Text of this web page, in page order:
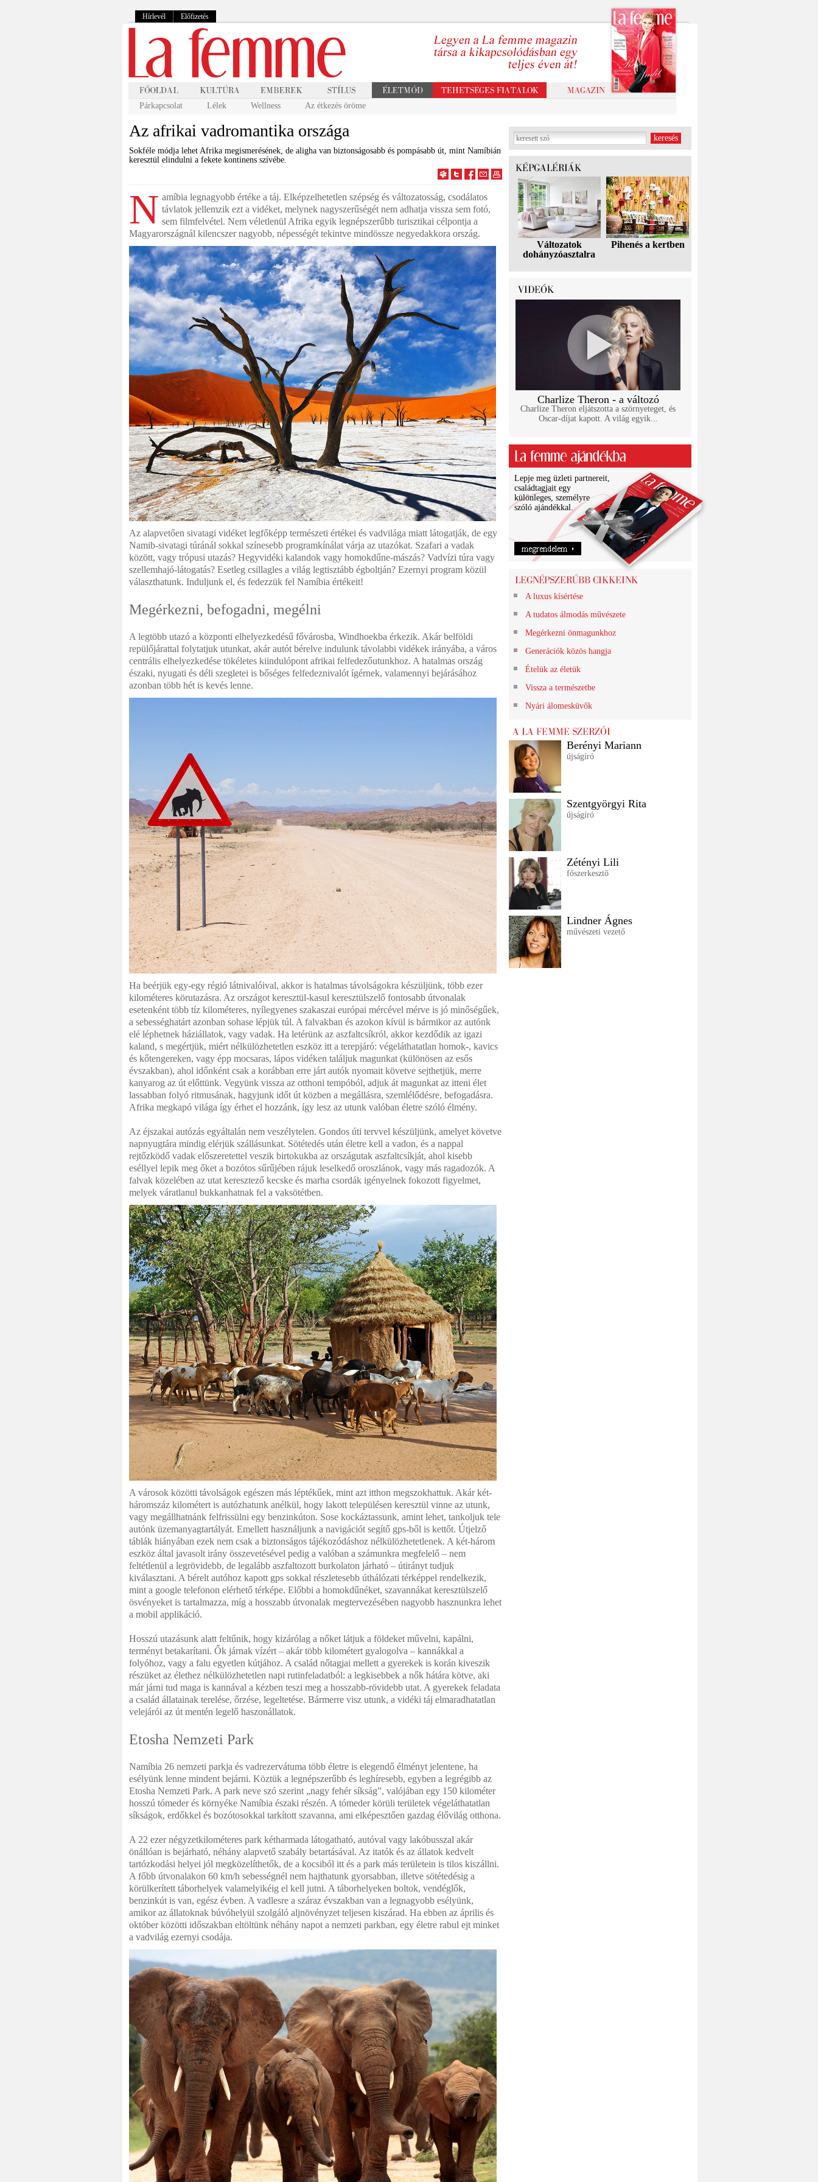
Hírlevél Előfizetés
Párkapcsolat Lélek Wellness Az étkezés öröme
Az afrikai vadromantika országa
Sokféle módja lehet Afrika megismerésének, de aligha van biztonságosabb és pompásabb út, mint Namíbián
keresztül elindulni a fekete kontinens szívébe.
N amíbia legnagyobb értéke a táj. Elképzelhetetlen szépség és változatosság, csodálatos
távlatok jellemzik ezt a vidéket, melynek nagyszerűségét nem adhatja vissza sem fotó,
sem filmfelvétel. Nem véletlenül Afrika egyik legnépszerűbb turisztikai célpontja a
Magyarországnál kilencszer nagyobb, népességét tekintve mindössze negyedakkora ország.
Az alapvetően sivatagi vidéket legfőképp természeti értékei és vadvilága miatt látogatják, de egy
Namib-sivatagi túránál sokkal színesebb programkínálat várja az utazókat. Szafari a vadak
között, vagy trópusi utazás? Hegyvidéki kalandok vagy homokdűne-mászás? Vadvízi túra vagy
szellemhajó-látogatás? Esetleg csillagles a világ legtisztább égboltján? Ezernyi program közül
választhatunk. Induljunk el, és fedezzük fel Namíbia értékeit!
Megérkezni, befogadni, megélni
A legtöbb utazó a központi elhelyezkedésű fővárosba, Windhoekba érkezik. Akár belföldi
repülőjárattal folytatjuk utunkat, akár autót bérelve indulunk távolabbi vidékek irányába, a város
centrális elhelyezkedése tökéletes kiindulópont afrikai felfedezőutunkhoz. A hatalmas ország
északi, nyugati és déli szegletei is bőséges felfedeznivalót ígérnek, valamennyi bejárásához
azonban több hét is kevés lenne.
Ha beérjük egy-egy régió látnivalóival, akkor is hatalmas távolságokra készüljünk, több ezer
kilométeres körutazásra. Az országot keresztül-kasul keresztülszelő fontosabb útvonalak
esetenként több tíz kilométeres, nyílegyenes szakaszai európai mércével mérve is jó minőségűek,
a sebességhatárt azonban sohase lépjük túl. A falvakban és azokon kívül is bármikor az autónk
elé léphetnek háziállatok, vagy vadak. Ha letérünk az aszfaltcsíkról, akkor kezdődik az igazi
kaland, s megértjük, miért nélkülözhetetlen eszköz itt a terepjáró: végeláthatatlan homok-, kavics
és kőtengereken, vagy épp mocsaras, lápos vidéken találjuk magunkat (különösen az esős
évszakban), ahol időnként csak a korábban erre járt autók nyomait követve sejthetjük, merre
kanyarog az út előttünk. Vegyünk vissza az otthoni tempóból, adjuk át magunkat az itteni élet
lassabban folyó ritmusának, hagyjunk időt út közben a megállásra, szemlélődésre, befogadásra.
Afrika megkapó világa így érhet el hozzánk, így lesz az utunk valóban életre szóló élmény.
Az éjszakai autózás egyáltalán nem veszélytelen. Gondos úti tervvel készüljünk, amelyet követve
napnyugtára mindig elérjük szállásunkat. Sötétedés után életre kell a vadon, és a nappal
rejtőzködő vadak előszeretettel veszik birtokukba az országutak aszfaltcsíkját, ahol kisebb
eséllyel lepik meg őket a bozótos sűrűjében rájuk leselkedő oroszlánok, vagy más ragadozók. A
falvak közelében az utat keresztező kecske és marha csordák igényelnek fokozott figyelmet,
melyek váratlanul bukkanhatnak fel a vaksötétben.
A városok közötti távolságok egészen más léptékűek, mint azt itthon megszokhattuk. Akár két-
háromszáz kilométert is autózhatunk anélkül, hogy lakott településen keresztül vinne az utunk,
vagy megállhatnánk felfrissülni egy benzinkúton. Sose kockáztassunk, amint lehet, tankoljuk tele
autónk üzemanyagtartályát. Emellett használjunk a navigációt segítő gps-ből is kettőt. Útjelző
táblák hiányában ezek nem csak a biztonságos tájékozódáshoz nélkülözhetetlenek. A két-három
eszköz által javasolt irány összevetésével pedig a valóban a számunkra megfelelő – nem
feltétlenül a legrövidebb, de legalább aszfaltozott burkolaton járható – útirányt tudjuk
kiválasztani. A bérelt autóhoz kapott gps sokkal részletesebb úthálózati térképpel rendelkezik,
mint a google telefonon elérhető térképe. Előbbi a homokdűnéket, szavannákat keresztülszelő
ösvényeket is tartalmazza, míg a hosszabb útvonalak megtervezésében nagyobb hasznunkra lehet
a mobil applikáció.
Hosszú utazásunk alatt feltűnik, hogy kizárólag a nőket látjuk a földeket művelni, kapálni,
terményt betakarítani. Ők járnak vízért – akár több kilométert gyalogolva – kannákkal a
folyóhoz, vagy a falu egyetlen kútjához. A család nőtagjai mellett a gyerekek is korán kiveszik
részüket az élethez nélkülözhetetlen napi rutinfeladatból: a legkisebbek a nők hátára kötve, aki
már járni tud maga is kannával a kézben teszi meg a hosszabb-rövidebb utat. A gyerekek feladata
a család állatainak terelése, őrzése, legeltetése. Bármerre visz utunk, a vidéki táj elmaradhatatlan
velejárói az út mentén legelő haszonállatok.
Etosha Nemzeti Park
Namíbia 26 nemzeti parkja és vadrezervátuma több életre is elegendő élményt jelentene, ha
esélyünk lenne mindent bejárni. Köztük a legnépszerűbb és leghíresebb, egyben a legrégibb az
Etosha Nemzeti Park. A park neve szó szerint „nagy fehér síkság”, valójában egy 150 kilométer
hosszú tómeder és környéke Namíbia északi részén. A tómeder körüli területek végeláthatatlan
síkságok, erdőkkel és bozótosokkal tarkított szavanna, ami elképesztően gazdag élővilág otthona.
A 22 ezer négyzetkilométeres park kétharmada látogatható, autóval vagy lakóbusszal akár
önállóan is bejárható, néhány alapvető szabály betartásával. Az itatók és az állatok kedvelt
tartózkodási helyei jól megközelíthetők, de a kocsiból itt és a park más területein is tilos kiszállni.
A főbb útvonalakon 60 km/h sebességnél nem hajthatunk gyorsabban, illetve sötétedésig a
körülkerített táborhelyek valamelyikéig el kell jutni. A táborhelyeken boltok, vendéglők,
benzinkút is van, egész évben. A vadlesre a száraz évszakban van a legnagyobb esélyünk,
amikor az állatoknak búvóhelyül szolgáló aljnövényzet teljesen kiszárad. Ha ebben az április és
október közötti időszakban eltöltünk néhány napot a nemzeti parkban, egy életre rabul ejt minket
a vadvilág ezernyi csodája.
Változatok
dohányzóasztalra
Pihenés a kertben
Charlize Theron - a változó
Charlize Theron eljátszotta a szörnyeteget, és
Oscar-díjat kapott. A világ egyik...
Lepje meg üzleti partnereit,
családtagjait egy
különleges, személyre
szóló ajándékkal.
A luxus kísértése
A tudatos álmodás művészete
Megérkezni önmagunkhoz
Generációk közös hangja
Ételük az életük
Vissza a természetbe
Nyári álomesküvők
Berényi Mariann
újságíró
Szentgyörgyi Rita
újságíró
Zétényi Lili
főszerkesztő
Lindner Ágnes
művészeti vezető